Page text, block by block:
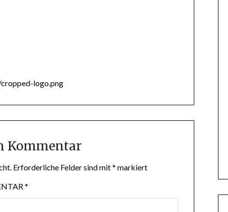
logo.png
Kommentar
Erforderliche Felder sind mit* markiert
*